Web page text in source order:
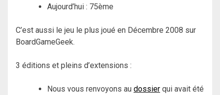
Aujourd’hui : 75ème
C’est aussi le jeu le plus joué en Décembre 2008 sur
BoardGameGeek.
3 éditions et pleins d’extensions :
Nous vous renvoyons au dossier qui avait été